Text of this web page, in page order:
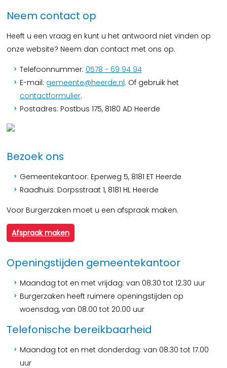
Neem contact op
Heeft u een vraag en kunt u het antwoord niet vinden op
onze website? Neem dan contact met ons op.
Telefoonnummer: 0578 - 69 94 94
E-mail: gemeente@heerde.nl. Of gebruik het
contactformulier.
Postadres: Postbus 175, 8180 AD Heerde
Bezoek ons
Gemeentekantoor: Eperweg 5, 8181 ET Heerde
Raadhuis: Dorpsstraat 1, 8181 HL Heerde
Voor Burgerzaken moet u een afspraak maken.
Afspraak maken
Openingstijden gemeentekantoor
Maandag tot en met vrijdag: van 08.30 tot 12.30 uur
Burgerzaken heeft ruimere openingstijden op
woensdag, van 08.00 tot 20.00 uur
Telefonische bereikbaarheid
Maandag tot en met donderdag: van 08.30 tot 17.00
uur